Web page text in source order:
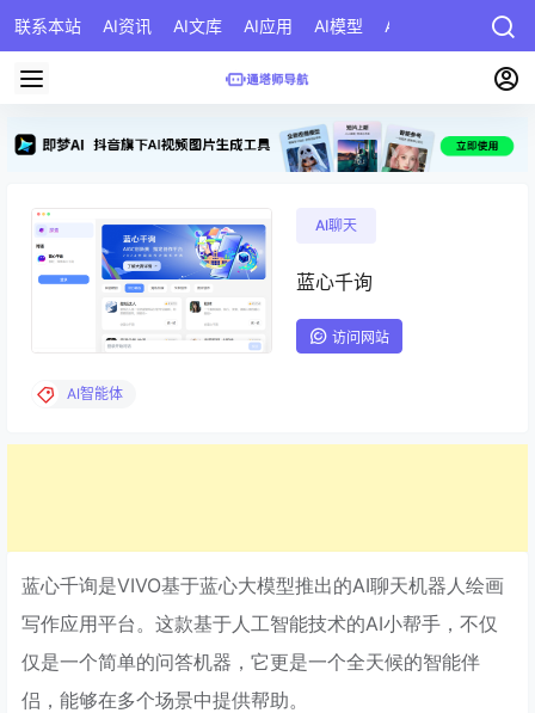
联系本站 AI资讯 AI文库 AI应用 AI模型 AI公司 AI提示词
AI聊天
蓝心千询
访问网站
AI智能体
蓝心千询是VIVO基于蓝心大模型推出的AI聊天机器人绘画
写作应用平台。这款基于人工智能技术的AI小帮手，不仅
仅是一个简单的问答机器，它更是一个全天候的智能伴
侣，能够在多个场景中提供帮助。